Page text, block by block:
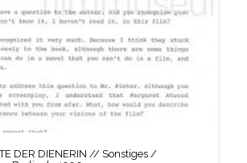
DER DIENERIN // Sonstiges /